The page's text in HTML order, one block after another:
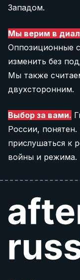
Западом.
Мы верим в
Оппозиционные
изменить без
Мы также
двухсторонним.
Выбор за вами.
России,
прислушаться к
войны и режима.